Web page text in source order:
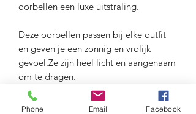
oorbellen een luxe uitstraling.
Deze oorbellen passen bij elke outfit
en geven je een zonnig en vrolijk
gevoel.Ze zijn heel licht en aangenaam
om te dragen.
materiaal :
Phone Email Facebook